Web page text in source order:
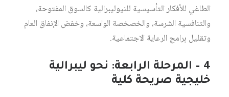
الطاغي للأفكار التأسيسية للنيوليبرالية كالسوق المفتوحة،
والتنافسية الشرسة، والخصخصة الواسعة، وخفض الإنفاق العام
وتقليل برامج الرعاية الاجتماعية.
4 – المرحلة الرابعة: نحو ليبرالية
خليجية صريحة كلية